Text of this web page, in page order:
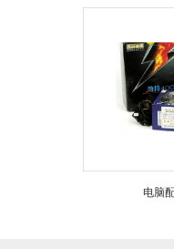
电脑配件